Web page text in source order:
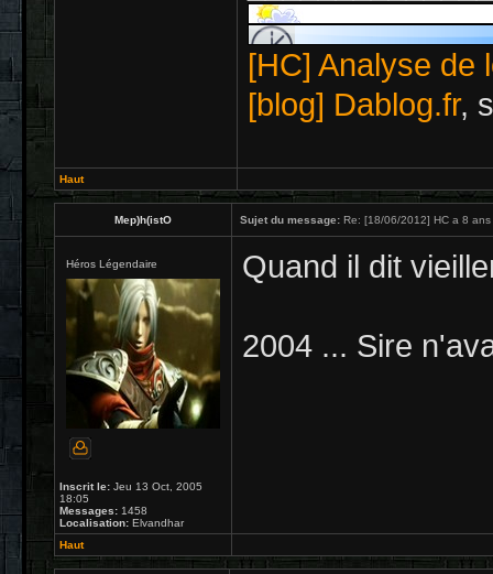
[HC] Analyse de
[blog] Dablog.fr,
Haut
Mep)h(istO Sujet du message: Re: [18/06/2012] HC a 8 ans
Héros Légendaire
Inscrit le: Jeu 13 Oct, 2005
18:05
Messages: 1458
Localisation: Elvandhar
Quand il dit
2004 ... Sire
Haut